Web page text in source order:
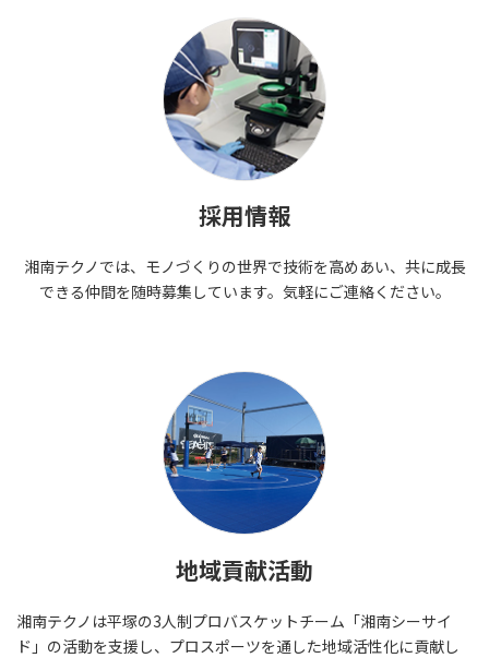
採用情報
湘南テクノでは、モノづくりの世界で技術を高めあい、共に成長
できる仲間を随時募集しています。気軽にご連絡ください。
地域貢献活動
湘南テクノは平塚の3人制プロバスケットチーム「湘南シーサイ
ド」の活動を支援し、プロスポーツを通した地域活性化に貢献し